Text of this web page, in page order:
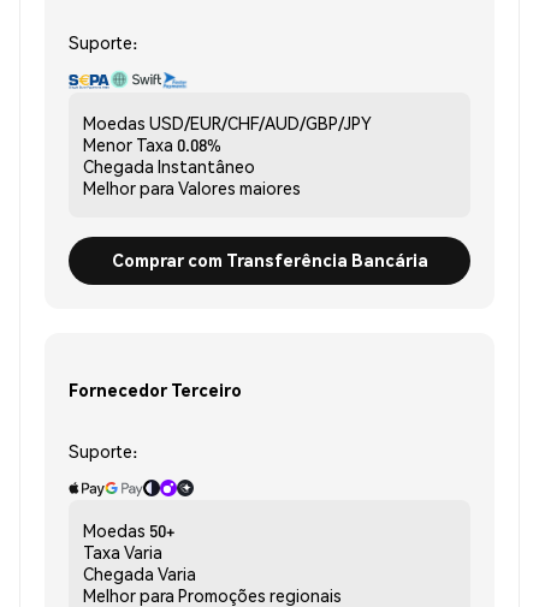
Suporte:
Moedas USD/EUR/CHF/AUD/GBP/JPY
Menor Taxa 0.08%
Chegada Instantâneo
Melhor para Valores maiores
Comprar com Transferência Bancária
Fornecedor Terceiro
Suporte:
Moedas 50+
Taxa Varia
Chegada Varia
Melhor para Promoções regionais